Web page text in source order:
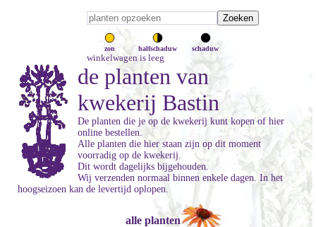
zon halfschaduw schaduw
winkelwagen is leeg
de planten van
kwekerij Bastin
De planten die je op de kwekerij kunt kopen of hier
online bestellen.
Alle planten die hier staan zijn op dit moment
voorradig op de kwekerij.
Dit wordt dagelijks bijgehouden.
Wij verzenden normaal binnen enkele dagen. In het
hoogseizoen kan de levertijd oplopen.
alle planten